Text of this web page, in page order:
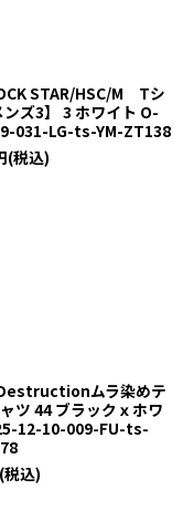
STAR/HSC/M Tシ
ンズ3】 3 ホワイト O-
031-LG-ts-YM-ZT138
(税込)
ムラ染めテ
ツ 44 ブラックｘホワ
12-10-009-FU-ts-
(税込)